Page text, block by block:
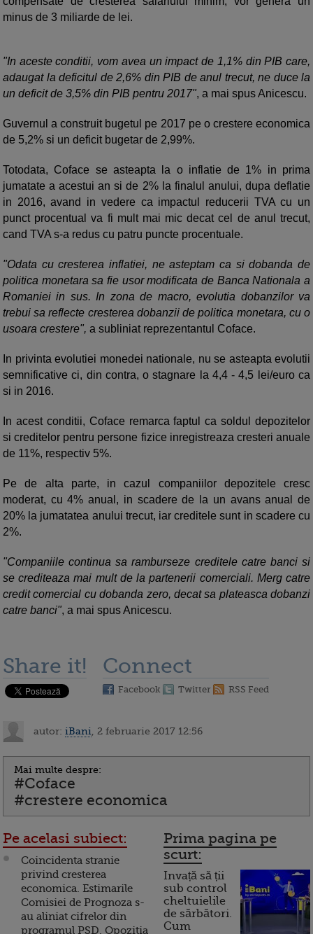
minus de 3 miliarde de lei.
"In aceste conditii, vom avea un impact de 1,1% din PIB care,
adaugat la deficitul de 2,6% din PIB de anul trecut, ne duce la
un deficit de 3,5% din PIB pentru 2017", a mai spus Anicescu.
Guvernul a construit bugetul pe 2017 pe o crestere economica
de 5,2% si un deficit bugetar de 2,99%.
Totodata, Coface se asteapta la o inflatie de 1% in prima
jumatate a acestui an si de 2% la finalul anului, dupa deflatie
in 2016, avand in vedere ca impactul reducerii TVA cu un
punct procentual va fi mult mai mic decat cel de anul trecut,
cand TVA s-a redus cu patru puncte procentuale.
"Odata cu cresterea inflatiei, ne asteptam ca si dobanda de
politica monetara sa fie usor modificata de Banca Nationala a
Romaniei in sus. In zona de macro, evolutia dobanzilor va
trebui sa reflecte cresterea dobanzii de politica monetara, cu o
usoara crestere", a subliniat reprezentantul Coface.
In privinta evolutiei monedei nationale, nu se asteapta evolutii
semnificative ci, din contra, o stagnare la 4,4 - 4,5 lei/euro ca
si in 2016.
In acest conditii, Coface remarca faptul ca soldul depozitelor
si creditelor pentru persone fizice inregistreaza cresteri anuale
de 11%, respectiv 5%.
Pe de alta parte, in cazul companiilor depozitele cresc
moderat, cu 4% anual, in scadere de la un avans anual de
20% la jumatatea anului trecut, iar creditele sunt in scadere cu
2%.
"Companiile continua sa ramburseze creditele catre banci si
se crediteaza mai mult de la partenerii comerciali. Merg catre
credit comercial cu dobanda zero, decat sa plateasca dobanzi
catre banci", a mai spus Anicescu.
Share it! Connect
Facebook Twitter RSS Feed
autor: iBani , 2 februarie 2017 12:56
Mai multe despre:
#Coface
#crestere economica
Pe acelasi subiect:
Coincidenta stranie
privind cresterea
economica. Estimarile
Comisiei de Prognoza s-
au aliniat cifrelor din
programul PSD. Opozitia
Prima pagina pe
scurt:
Invață să ții
sub control
cheltuielile
de sărbători.
Cum